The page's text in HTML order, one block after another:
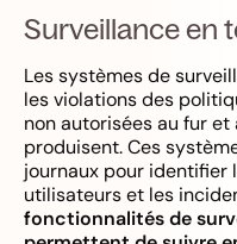
Surveillance en
Les systèmes de
les violations des
non autorisées au fur et
produisent. Ces
journaux pour identifier
utilisateurs et les
fonctionnalités de